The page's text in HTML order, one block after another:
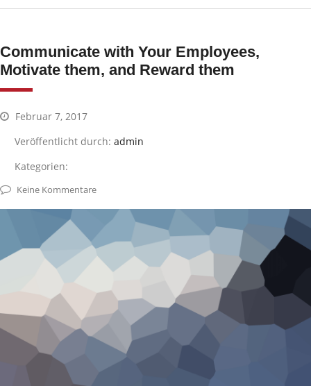
Communicate with Your Employees,
Motivate them, and Reward them
Februar 7, 2017
Veröffentlicht durch: admin
Kategorien:
Keine Kommentare